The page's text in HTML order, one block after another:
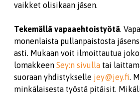
vaikket olisikaan jäsen.
Tekemällä vapaaehtoistyötä.
monenlaista pullanpaistosta
asti. Mukaan voit ilmoittautua
lomakkeen Sey:n sivulla tai
suoraan yhdistykselle jey@jey.fi.
minkälaisesta työstä pitäisit.